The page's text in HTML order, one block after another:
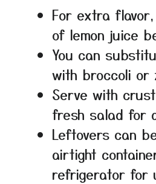
For extra
of lemon juice
You can
with broccoli or
Serve with
fresh salad for
Leftovers can
airtight
refrigerator for